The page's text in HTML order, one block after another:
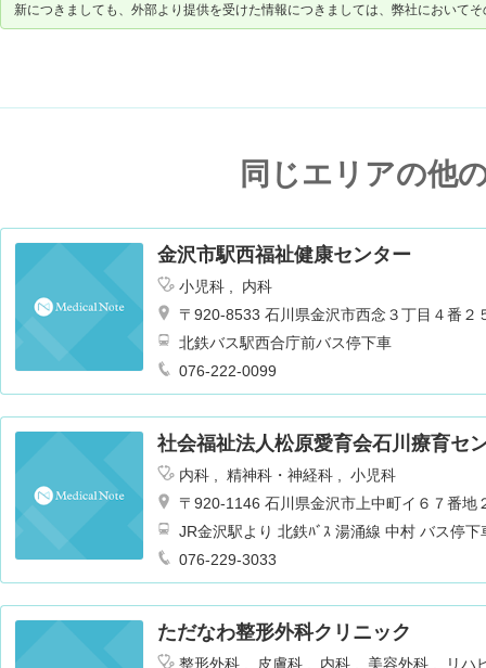
新につきましても、外部より提供を受けた情報につきましては、弊社において
同じエリアの他
金沢市駅西福祉健康センター
小児科
内科
〒920-8533 石川県金沢市西念３丁目４番２
北鉄バス駅西合庁前バス停下車
076-222-0099
社会福祉法人松原愛育会石川療育セ
内科 精神科・神経科
小児科
〒920-1146 石川県金沢市上中町イ６７番地
JR金沢駅より 北鉄ﾊﾞｽ 湯涌線 中村 バス停下
076-229-3033
ただなわ整形外科クリニック
整形外科 皮膚科 内科 美容外科
リハ